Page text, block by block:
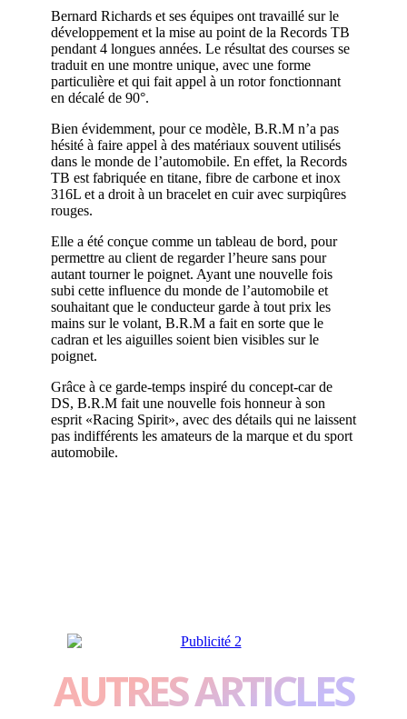
Bernard Richards et ses équipes ont travaillé sur le
développement et la mise au point de la Records TB
pendant 4 longues années. Le résultat des courses se
traduit en une montre unique, avec une forme
particulière et qui fait appel à un rotor fonctionnant
en décalé de 90°.
Bien évidemment, pour ce modèle, B.R.M n’a pas
hésité à faire appel à des matériaux souvent utilisés
dans le monde de l’automobile. En effet, la Records
TB est fabriquée en titane, fibre de carbone et inox
316L et a droit à un bracelet en cuir avec surpiqûres
rouges.
Elle a été conçue comme un tableau de bord, pour
permettre au client de regarder l’heure sans pour
autant tourner le poignet. Ayant une nouvelle fois
subi cette influence du monde de l’automobile et
souhaitant que le conducteur garde à tout prix les
mains sur le volant, B.R.M a fait en sorte que le
cadran et les aiguilles soient bien visibles sur le
poignet.
Grâce à ce garde-temps inspiré du concept-car de
DS, B.R.M fait une nouvelle fois honneur à son
esprit «Racing Spirit», avec des détails qui ne laissent
pas indifférents les amateurs de la marque et du sport
automobile.
AUTRES ARTICLES